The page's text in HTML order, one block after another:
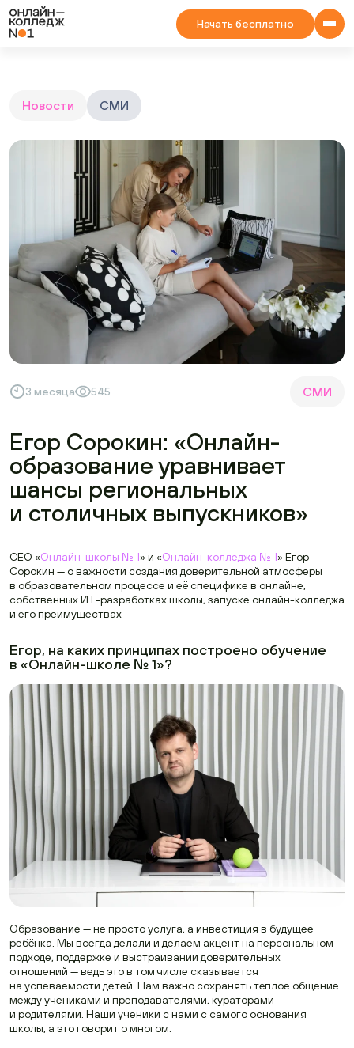
Начать бесплатно
Новости СМИ
3 месяца 545 СМИ
Егор Сорокин: «Онлайн-
образование уравнивает
шансы региональных
и столичных выпускников»
CEO «Онлайн-школы № 1» и «Онлайн-колледжа № 1» Егор
Сорокин — о важности создания доверительной атмосферы
в образовательном процессе и её специфике в онлайне,
собственных ИТ-разработках школы, запуске онлайн-колледжа
и его преимуществах
Егор, на каких принципах построено обучение
в «Онлайн-школе № 1»?
Образование — не просто услуга, а инвестиция в будущее
ребёнка. Мы всегда делали и делаем акцент на персональном
подходе, поддержке и выстраивании доверительных
отношений — ведь это в том числе сказывается
на успеваемости детей. Нам важно сохранять тёплое общение
между учениками и преподавателями, кураторами
и родителями. Наши ученики с нами с самого основания
школы, а это говорит о многом.